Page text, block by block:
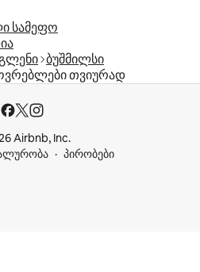
სამეფო
ბუშმილსი
თვიურად
Airbnb, Inc.
პირობები